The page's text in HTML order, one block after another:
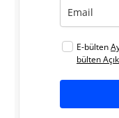
E-bülten
bülten